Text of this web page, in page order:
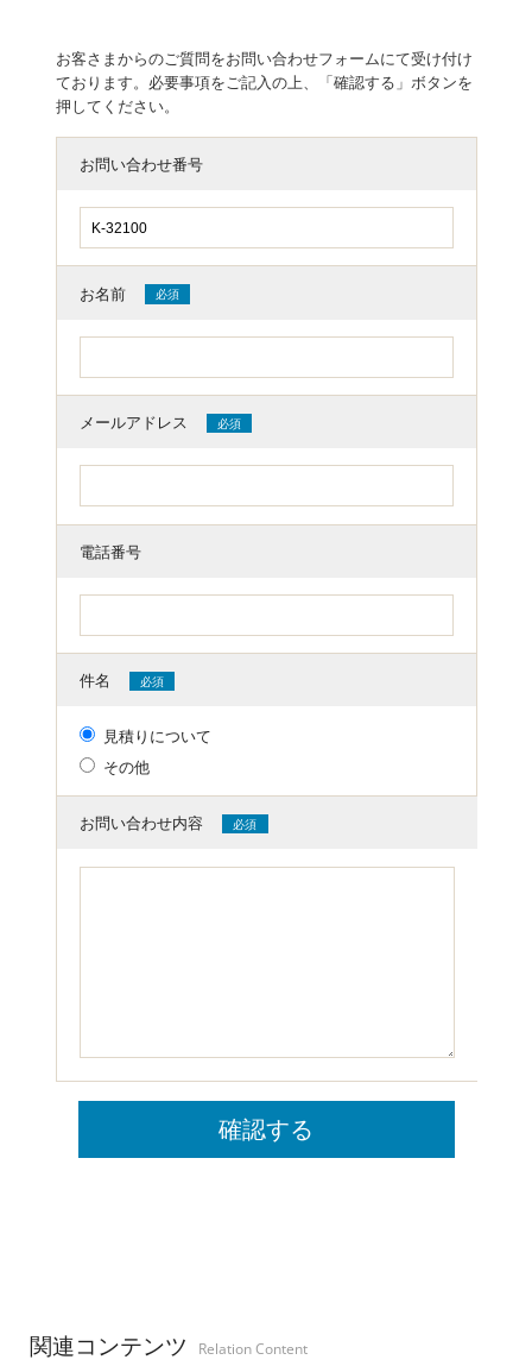
関連コンテンツ Relation Content